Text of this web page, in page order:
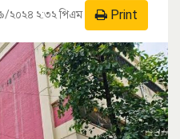
২০২৪ ২:৩২ পিএম Print